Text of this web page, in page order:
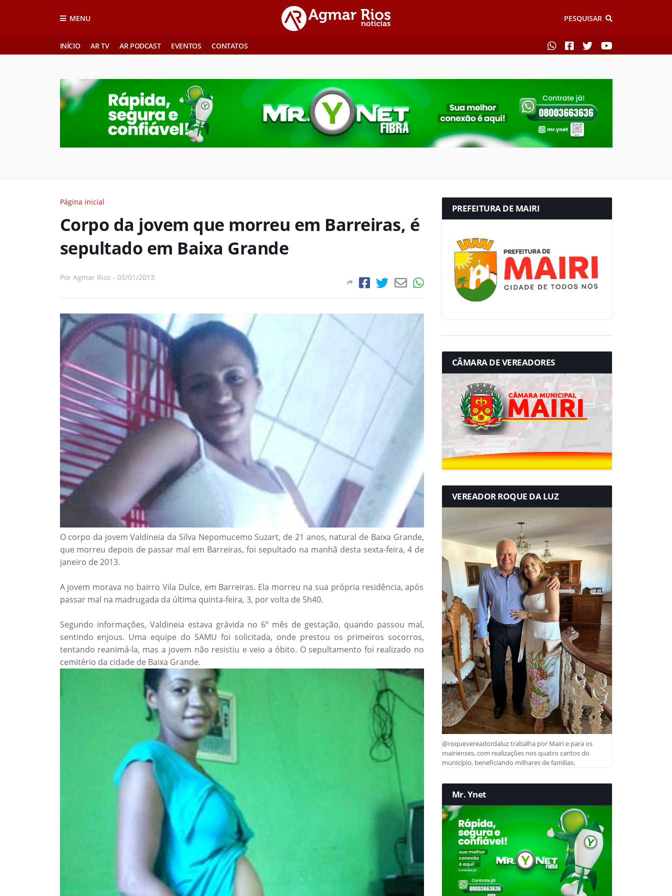
MENU PESQUISAR
INÍCIO AR TV AR PODCAST EVENTOS CONTATOS
Página inicial
Corpo da jovem que morreu em Barreiras, é
sepultado em Baixa Grande
Por Agmar Rios - 05/01/2013
O corpo da jovem Valdineia da Silva Nepomucemo Suzart, de 21 anos, natural de Baixa Grande,
que morreu depois de passar mal em Barreiras, foi sepultado na manhã desta sexta-feira, 4 de
janeiro de 2013.
A jovem morava no bairro Vila Dulce, em Barreiras. Ela morreu na sua própria residência, após
passar mal na madrugada da última quinta-feira, 3, por volta de 5h40.
Segundo informações, Valdineia estava grávida no 6º mês de gestação, quando passou mal,
sentindo enjous. Uma equipe do SAMU foi solicitada, onde prestou os primeiros socorros,
tentando reanimá-la, mas a jovem não resistiu e veio a óbito. O sepultamento foi realizado no
cemitério da cidade de Baixa Grande.
PREFEITURA DE MAIRI
CÂMARA DE VEREADORES
VEREADOR ROQUE DA LUZ
@roquevereadordaluz trabalha por Mairi e para os
mairienses, com realizações nos quatro cantos do
município, beneficiando milhares de famílias.
Mr. Ynet